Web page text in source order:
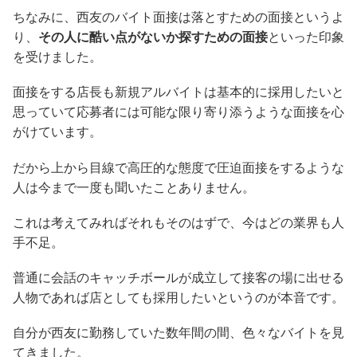
ちなみに、西友のバイト面接は落とすための面接というよ
り、 その人に酷い点がないか探すための面接といった印象
を受けました。
面接をする店長も新規アルバイトは基本的に採用したいと
思っていて応募者には可能な限り寄り添うような面接を心
がけています。
だから上から目線で高圧的な態度で圧迫面接をするような
人は今まで一度も聞いたことありません。
これは考えてみればそれもそのはずで、今はどの業界も人
手不足。
普通に会話のキャッチボールが成立して接客の場に出せる
人物であれば店としても採用したいというのが本音です。
自分が西友に勤務していた数年間の間、色々なバイトを見
てきました。